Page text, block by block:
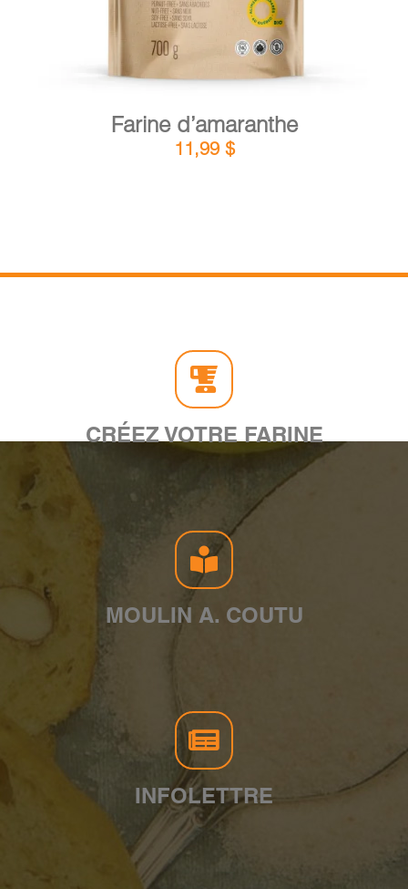
Farine d’amaranthe
11,99 $
CRÉEZ VOTRE FARINE
MOULIN A. COUTU
INFOLETTRE